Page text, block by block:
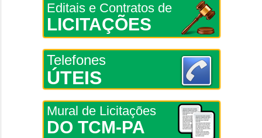
Editais e Contratos de
LICITAÇÕES
Telefones
ÚTEIS
Mural de Licitações
DO TCM-PA